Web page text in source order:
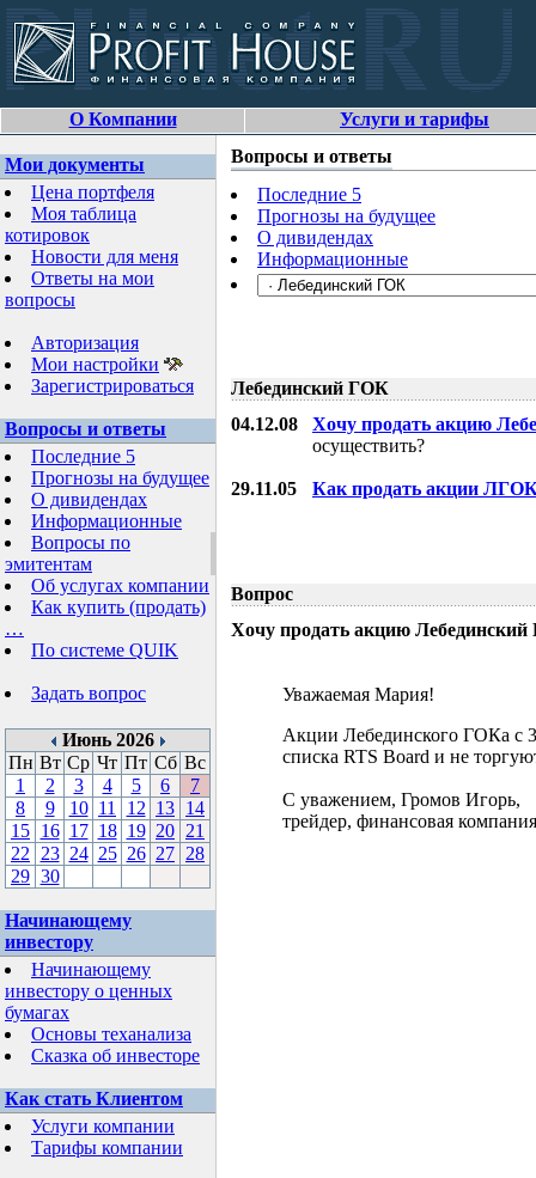
О Компании Услуги и тарифы
Мои документы
Цена портфеля
Моя таблица
котировок
Новости для меня
Ответы на мои
вопросы
Авторизация
Мои настройки
Зарегистрироваться
Вопросы и ответы
Последние 5
Прогнозы на будущее
О дивидендах
Информационные
Вопросы по
эмитентам
Об услугах компании
Как купить (продать)
…
По системе QUIK
Задать вопрос
Июнь 2026
Пн Вт Ср Чт Пт Сб Вс
1
2 3 4 5 6
7
8
9 10 11 12 13 14
15 16 17 18 19 20 21
22
23 24 25 26 27 28
29 30
Начинающему
инвестору
Начинающему
инвестору о ценных
бумагах
Основы теханализа
Сказка об инвесторе
Как стать Клиентом
Услуги компании
Тарифы компании
Вопросы и ответы
Последние 5
Прогнозы на будущее
О дивидендах
Информационные
Лебединский ГОК
04.12.08 Хочу продать акцию
осуществить?
29.11.05 Как продать акции
Вопрос
Хочу продать акцию
Уважаемая Мария!
Акции Лебединского ГОКа с
списка RTS Board и не
С уважением, Громов Игорь,
трейдер, финансовая